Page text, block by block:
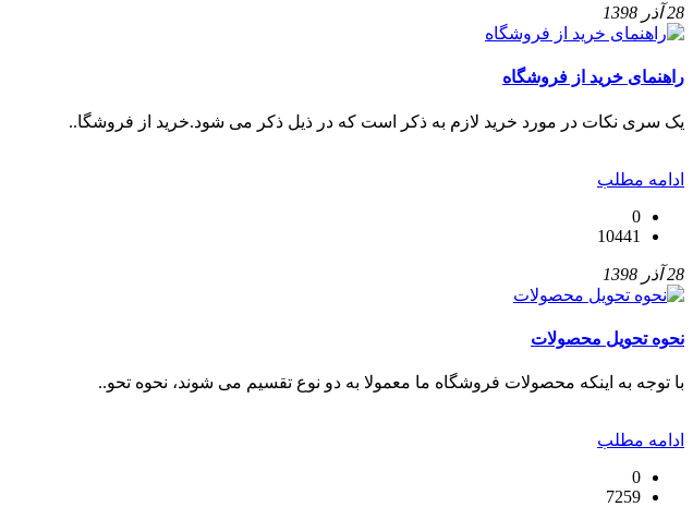
28 آذر 1398
راهنمای خرید از فروشگاه
یک سری نکات در مورد خرید لازم به ذکر است که در ذیل ذکر می شود.خرید از فروشگا..
ادامه مطلب
0
10441
28 آذر 1398
نحوه تحویل محصولات
با توجه به اینکه محصولات فروشگاه ما معمولا به دو نوع تقسیم می شوند، نحوه تحو..
ادامه مطلب
0
7259